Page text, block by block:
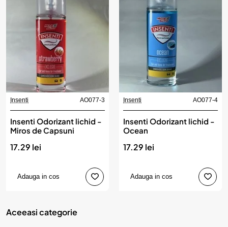
Insenti AO077-3
Insenti Odorizant lichid -
Miros de Capsuni
17.29 lei
Adauga in cos
Insenti AO077-4
Insenti Odorizant lichid -
Ocean
17.29 lei
Adauga in cos
Aceeasi categorie